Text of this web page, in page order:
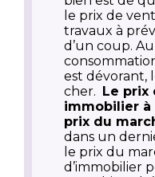
le prix de
travaux à
d’un coup.
est dévorant,
cher.
Le prix
immobilier à
prix du
dans un
le prix du
d’immobilier